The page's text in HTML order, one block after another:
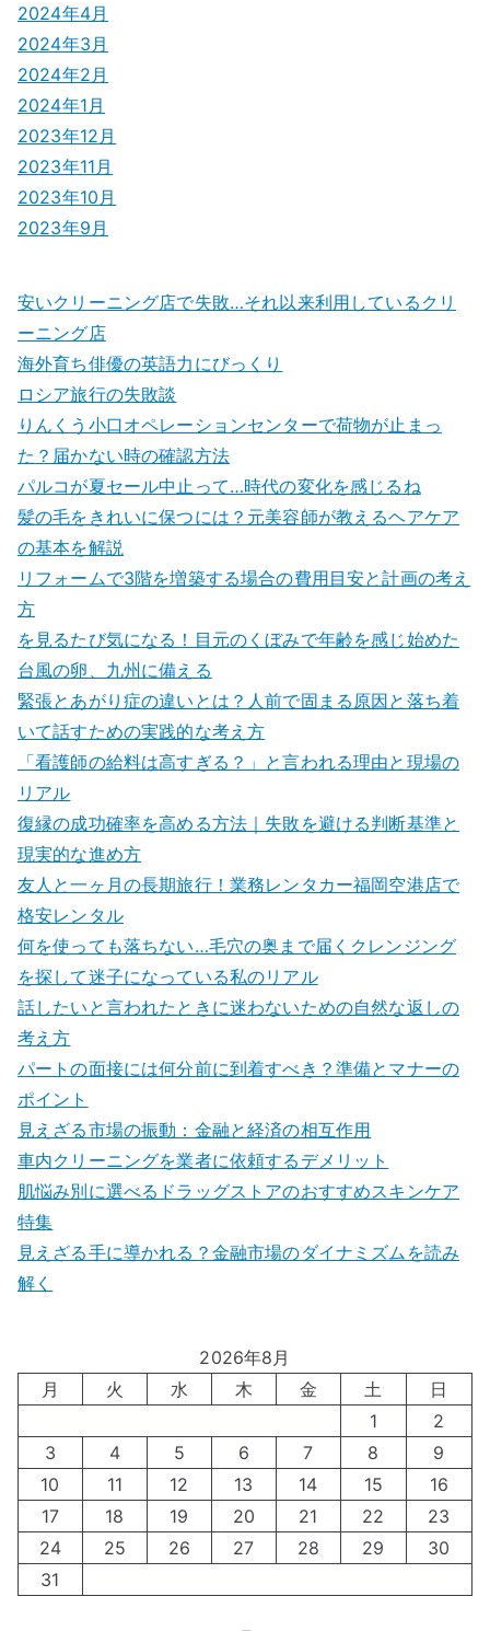
2024年4月
2024年3月
2024年2月
2024年1月
2023年12月
2023年11月
2023年10月
2023年9月
安いクリーニング店で失敗…それ以来利用しているクリ
ーニング店
海外育ち俳優の英語力にびっくり
ロシア旅行の失敗談
りんくう小口オペレーションセンターで荷物が止まっ
た？届かない時の確認方法
パルコが夏セール中止って…時代の変化を感じるね
髪の毛をきれいに保つには？元美容師が教えるヘアケア
の基本を解説
リフォームで3階を増築する場合の費用目安と計画の考え
方
を見るたび気になる！目元のくぼみで年齢を感じ始めた
台風の卵、九州に備える
緊張とあがり症の違いとは？人前で固まる原因と落ち着
いて話すための実践的な考え方
「看護師の給料は高すぎる？」と言われる理由と現場の
リアル
復縁の成功確率を高める方法｜失敗を避ける判断基準と
現実的な進め方
友人と一ヶ月の長期旅行！業務レンタカー福岡空港店で
格安レンタル
何を使っても落ちない…毛穴の奥まで届くクレンジング
を探して迷子になっている私のリアル
話したいと言われたときに迷わないための自然な返しの
考え方
パートの面接には何分前に到着すべき？準備とマナーの
ポイント
見えざる市場の振動：金融と経済の相互作用
車内クリーニングを業者に依頼するデメリット
肌悩み別に選べるドラッグストアのおすすめスキンケア
特集
見えざる手に導かれる？金融市場のダイナミズムを読み
解く
2026年8月
月
火 水 木 金 土
日
1
2
3
4 5 6 7 8
9
10
11 12 13 14 15
16
17
18 19 20 21 22
23
24
25 26 27 28 29
30
31